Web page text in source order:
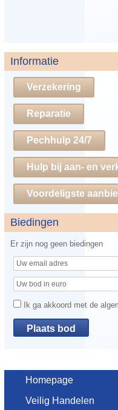
Informatie
Verzekering
Reparatie
Pechhulp 24/7
Hulp bij aan- en
Voordeligste
Biedingen
Er zijn nog geen biedingen
Ik ga akkoord met de
Homepage
Veilig Handelen